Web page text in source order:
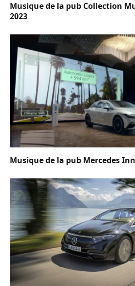
Musique de la pub Collection
2023
Musique de la pub Mercedes